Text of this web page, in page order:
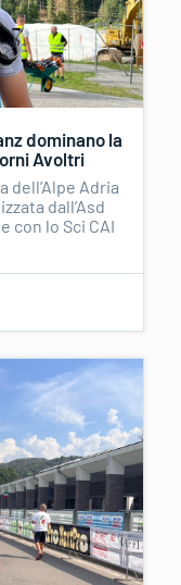
dominano la
Avoltri
dell’Alpe Adria
dall’Asd
con lo Sci CAI